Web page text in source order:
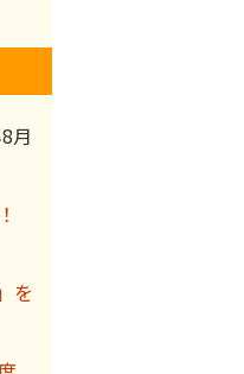
月
を